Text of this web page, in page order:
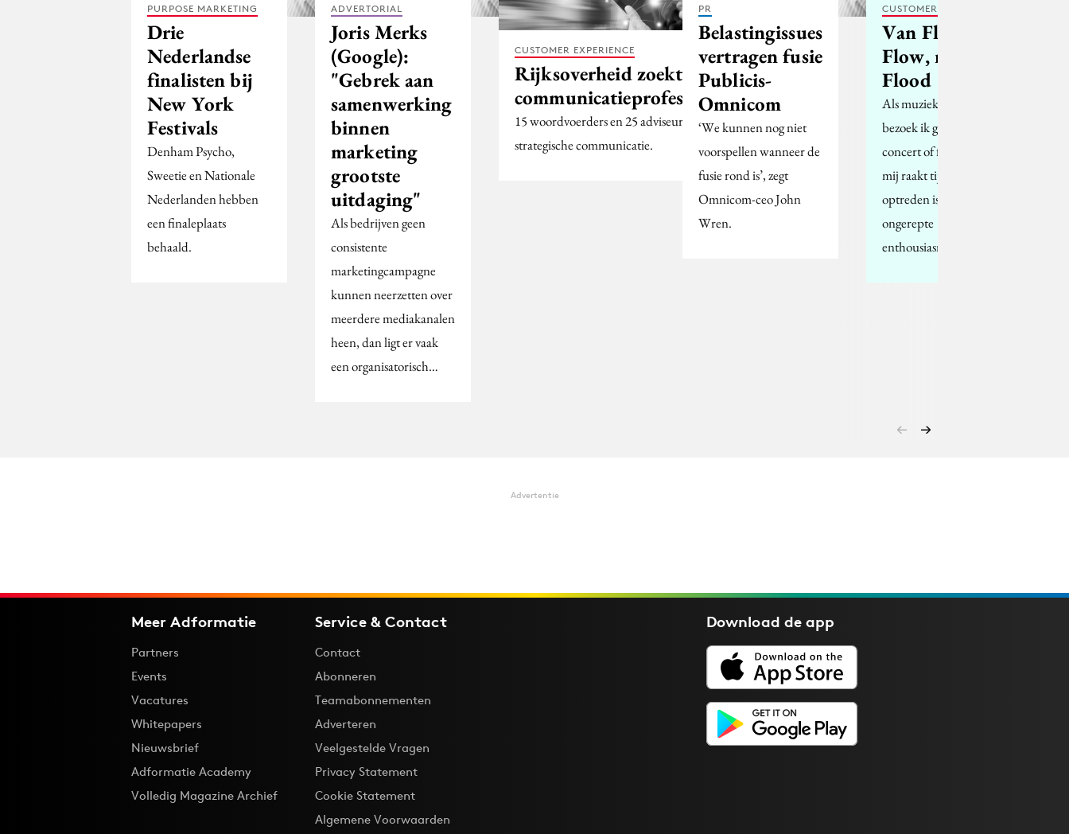
PURPOSE MARKETING
Drie
Nederlandse
finalisten bij
New York
Festivals
Denham Psycho,
Sweetie en Nationale
Nederlanden hebben
een finaleplaats
behaald.
ADVERTORIAL
Joris Merks
(Google):
"Gebrek aan
samenwerking
binnen
marketing
grootste
uitdaging"
Als bedrijven geen
consistente
marketingcampagne
kunnen neerzetten over
meerdere mediakanalen
heen, dan ligt er vaak
een organisatorisch…
CUSTOMER EXPERIENCE
Rijksoverheid zoekt 40
communicatieprofessionals
15 woordvoerders en 25 adviseurs
strategische communicatie.
PR
Belastingissues
vertragen fusie
Publicis-
Omnicom
‘We kunnen nog niet
voorspellen wanneer de
fusie rond is’, zegt
Omnicom-ceo John
Wren.
CUSTOMER EXPERIENCE
Van Flame en
Flow, naar
Flood
Als muziekliefhebber
bezoek ik graag een
concert of festival. Wat
mij raakt tijdens een
optreden is het pure en
ongerepte
enthousiasme.
Advertentie
Meer Adformatie
Partners
Events
Vacatures
Whitepapers
Nieuwsbrief
Adformatie Academy
Volledig Magazine Archief
Service & Contact
Contact
Abonneren
Teamabonnementen
Adverteren
Veelgestelde Vragen
Privacy Statement
Cookie Statement
Algemene Voorwaarden
Download deapp